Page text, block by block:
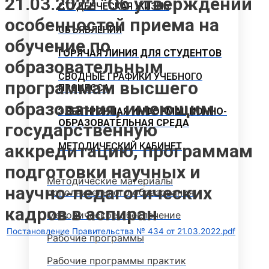
СТУДЕНЧЕСКАЯ ЖИЗНЬ
ОБЪЯВЛЕНИЯ
ГОРЯЧАЯ ЛИНИЯ ДЛЯ СТУДЕНТОВ
СВОДНЫЕ ГРАФИКИ УЧЕБНОГО
ПРОЦЕССА
ЭЛЕКТРОННАЯ ИНФОРМАЦИОННО-
ОБРАЗОВАТЕЛЬНАЯ СРЕДА
МЕТОДИЧЕСКИЙ КАБИНЕТ
Методические материалы
дополнительного образования
Методическое обеспечение
Рабочие программы
Рабочие программы практик
особенностей приема на
обучение по
образовательным
программам высшего
образования, имеющим
государственную
аккредитацию, программам
подготовки научных и
научно-педагогических
кадров в аспиран
Постановление Правительства № 434 от 21.03.2022.pdf